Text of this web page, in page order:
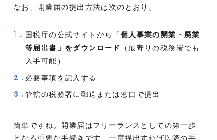
なお、開業届の提出方法は次のとおり。
国税庁の公式サイトから
「個人事業の開業・廃業
等届出書」をダウンロード
（最寄りの税務署でも
入手可能）
必要事項を記入する
管轄の税務署に郵送または窓口で提出
簡単ですね。開業届はフリーランスとしての第一歩
となる重要な手続きです。一度提出すれば以降の手